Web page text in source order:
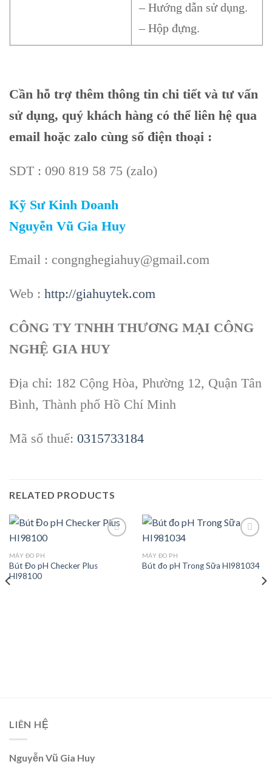
– Hướng dẫn sử dụng.
– Hộp đựng.
Cần hỗ trợ thêm thông tin chi tiết và tư vấn
sử dụng, quý khách hàng có thể liên hệ qua
email hoặc zalo cùng số điện thoại :
SDT : 090 819 58 75 (zalo)
Kỹ Sư Kinh Doanh
Nguyễn Vũ Gia Huy
Email : congnghegiahuy@gmail.com
Web : http://giahuytek.com
CÔNG TY TNHH THƯƠNG MẠI CÔNG
NGHỆ GIA HUY
Địa chỉ: 182 Cộng Hòa, Phường 12, Quận Tân
Bình, Thành phố Hồ Chí Minh
Mã số thuế: 0315733184
RELATED PRODUCTS
MÁY ĐO PH
Bút Đo pH Checker Plus
HI98100
Add to
MÁY ĐO PH
Bút đo pH Trong Sữa HI981034
LIÊN HỆ
Nguyễn Vũ Gia Huy